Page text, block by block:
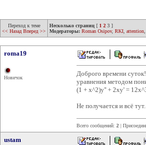
Переход к теме
<< Назад Вперед >>
Несколько страниц [ 1 2 3 ]
Модераторы: Roman Osipov, RKI attention
roma19
Новичок
Доброго времени
уравнения методом
(1 + x^2)y'' + 2xy' =
Не получается и всё
Всего сообщений: 2 |
ustam